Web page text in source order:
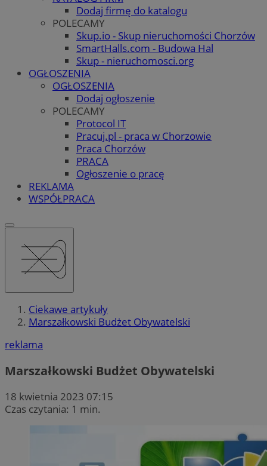
Dodaj firmę do katalogu
POLECAMY
Skup.io - Skup nieruchomości Chorzów
SmartHalls.com - Budowa Hal
Skup - nieruchomosci.org
OGŁOSZENIA
OGŁOSZENIA
Dodaj ogłoszenie
POLECAMY
Protocol IT
Pracuj.pl - praca w Chorzowie
Praca Chorzów
PRACA
Ogłoszenie o pracę
REKLAMA
WSPÓŁPRACA
Ciekawe artykuły
Marszałkowski Budżet Obywatelski
reklama
Marszałkowski Budżet Obywatelski
18 kwietnia 2023 07:15
Czas czytania: 1 min.